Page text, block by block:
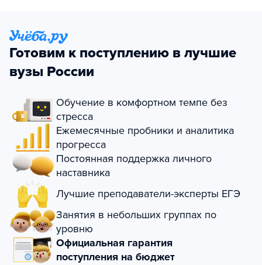
Готовим к поступлению в лучшие
вузы России
Обучение в комфортном темпе без
стресса
Ежемесячные пробники и аналитика
прогресса
Постоянная поддержка личного
наставника
Лучшие преподаватели-эксперты ЕГЭ
Занятия в небольших группах по
уровню
Официальная гарантия
поступления на бюджет